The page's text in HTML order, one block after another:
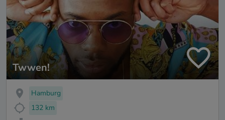
Twwen!
Hamburg
132 km